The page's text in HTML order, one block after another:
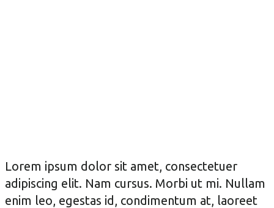
Lorem ipsum dolor sit amet, consectetuer
adipiscing elit. Nam cursus. Morbi ut mi. Nullam
enim leo, egestas id, condimentum at, laoreet